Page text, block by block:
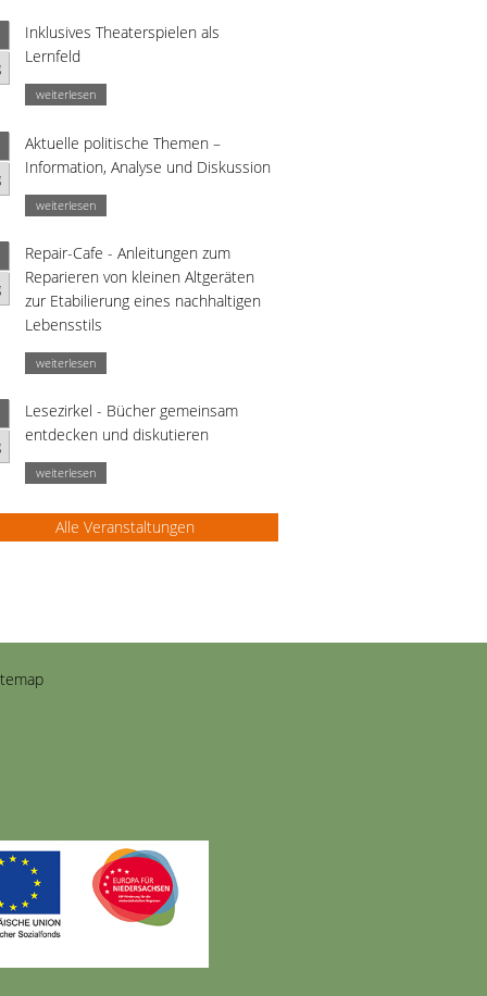
Inklusives Theaterspielen als
Lernfeld
weiterlesen
Aktuelle politische Themen –
Information, Analyse und Diskussion
weiterlesen
Repair-Cafe - Anleitungen zum
Reparieren von kleinen Altgeräten
zur Etabilierung eines nachhaltigen
Lebensstils
weiterlesen
Lesezirkel - Bücher gemeinsam
entdecken und diskutieren
weiterlesen
Alle Veranstaltungen